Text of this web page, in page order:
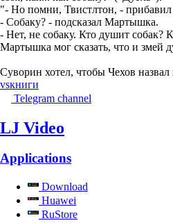
"- Но помни, Твистлтон, - прибавил
- Собаку? - подсказал Мартышка.
- Нет, не собаку. Кто душит собак?
Мартышка мог сказать, что и змей
Суворин хотел, чтобы Чехов
vsкниги
Telegram channel
LJ Video
Applications
Download
Huawei
RuStore